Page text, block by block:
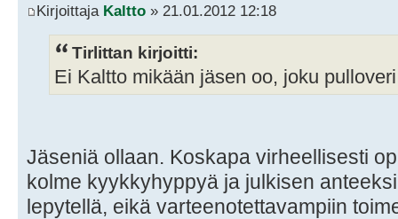
Kirjoittaja Kaltto » 21.01.2012 12:18
Tirlittan kirjoitti:
Ei Kaltto mikään jäsen oo, joku
Jäseniä ollaan. Koskapa virheellisesti
kolme kyykkyhyppyä ja julkisen
lepytellä, eikä varteenotettavampiin